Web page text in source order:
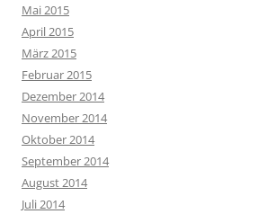
Mai 2015
April 2015
März 2015
Februar 2015
Dezember 2014
November 2014
Oktober 2014
September 2014
August 2014
Juli 2014